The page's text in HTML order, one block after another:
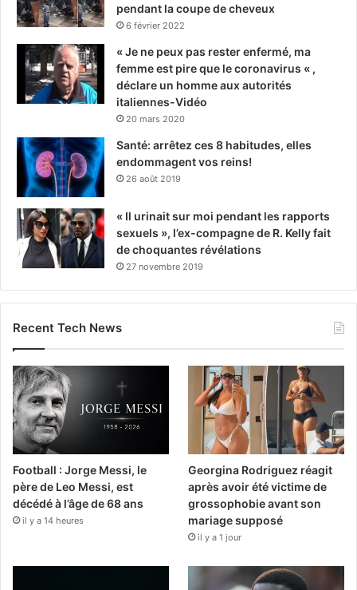
pendant la coupe de cheveux
6 février 2022
« Je ne peux pas rester enfermé, ma
femme est pire que le coronavirus « ,
déclare un homme aux autorités
italiennes-Vidéo
20 mars 2020
Santé: arrêtez ces 8 habitudes, elles
endommagent vos reins!
26 août 2019
« Il urinait sur moi pendant les rapports
sexuels », l’ex-compagne de R. Kelly fait
de choquantes révélations
27 novembre 2019
Recent Tech News
Football : Jorge Messi, le
père de Leo Messi, est
décédé à l’âge de 68 ans
il y a 14 heures
Georgina Rodriguez réagit
après avoir été victime de
grossophobie avant son
mariage supposé
il y a 1 jour